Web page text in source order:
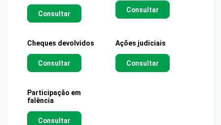
Consultar Consultar
Cheques devolvidos
Consultar
Ações judiciais
Consultar
Participação em
falência
Consultar